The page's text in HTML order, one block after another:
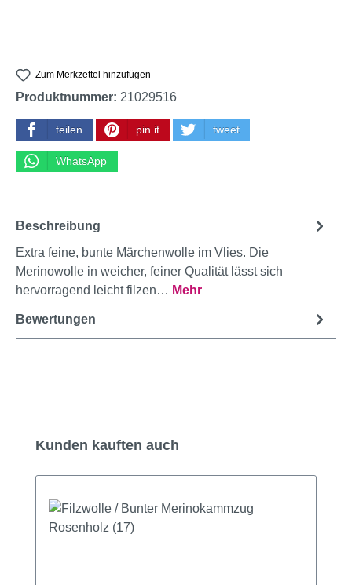
Zum Merkzettel hinzufügen
Produktnummer: 21029516
teilen pin it tweet
WhatsApp
Beschreibung
Extra feine, bunte Märchenwolle im Vlies. Die
Merinowolle in weicher, feiner Qualität lässt sich
hervorragend leicht filzen… Mehr
Bewertungen
Produktgalerie überspringen
Kunden kauften auch